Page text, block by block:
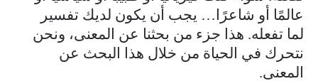
عالمًا أو شاعرًا… يجب أن يكون لديك تفسير
لما تفعله. هذا جزء من بحثنا عن المعنى، ونحن
نتحرك في الحياة من خلال هذا البحث عن
المعنى.